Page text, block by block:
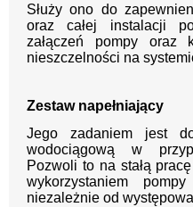
Służy ono do za
oraz całej instalacji
załączeń pompy oraz
nieszczelności na sys
Zestaw napełniający
Jego zadaniem jest
wodociągową w
Pozwoli to na stałą
wykorzystaniem
niezależnie od